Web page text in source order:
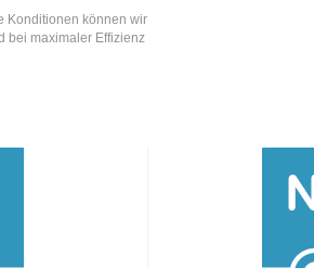
Konditionen können wir
bei maximaler Effizienz